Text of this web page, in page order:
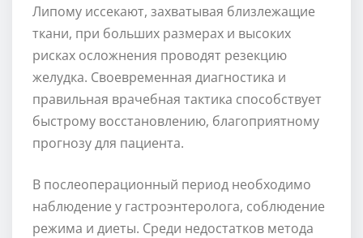
Липому иссекают, захватывая близлежащие
ткани, при больших размерах и высоких
рисках осложнения проводят резекцию
желудка. Своевременная диагностика и
правильная врачебная тактика способствует
быстрому восстановлению, благоприятному
прогнозу для пациента.
В послеоперационный период необходимо
наблюдение у гастроэнтеролога, соблюдение
режима и диеты. Среди недостатков метода